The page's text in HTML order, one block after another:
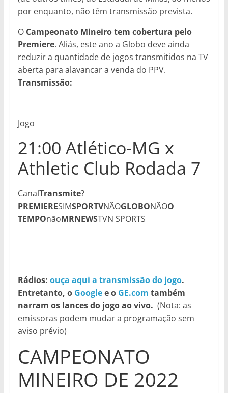
por enquanto, não têm transmissão prevista.
O Campeonato Mineirotem cobertura pelo
Premiere. Aliás, este ano a Globo deve ainda
reduzir a quantidade de jogos transmitidos na TV
aberta para alavancar a venda do PPV.
Transmissão:
Jogo
21:00 Atlético-MG x
Athletic Club Rodada 7
CanalTransmite?
PREMIERESIMSPORTVNÃOGLOBONÃOO
TEMPOnãoMRNEWSTVN SPORTS
Rádios: ouça aqui a transmissão do jogo.
Entretanto, o Googlee o GE.com também
narram os lances do jogo ao vivo. (Nota: as
emissoras podem mudar a programação sem
aviso prévio)
CAMPEONATO
MINEIRO DE 2022